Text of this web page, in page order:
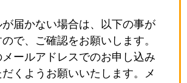
届かない場合は、以下の事が
で、ご確認をお願いします。
ールアドレスでのお申し込み
くようお願いいたします。メ